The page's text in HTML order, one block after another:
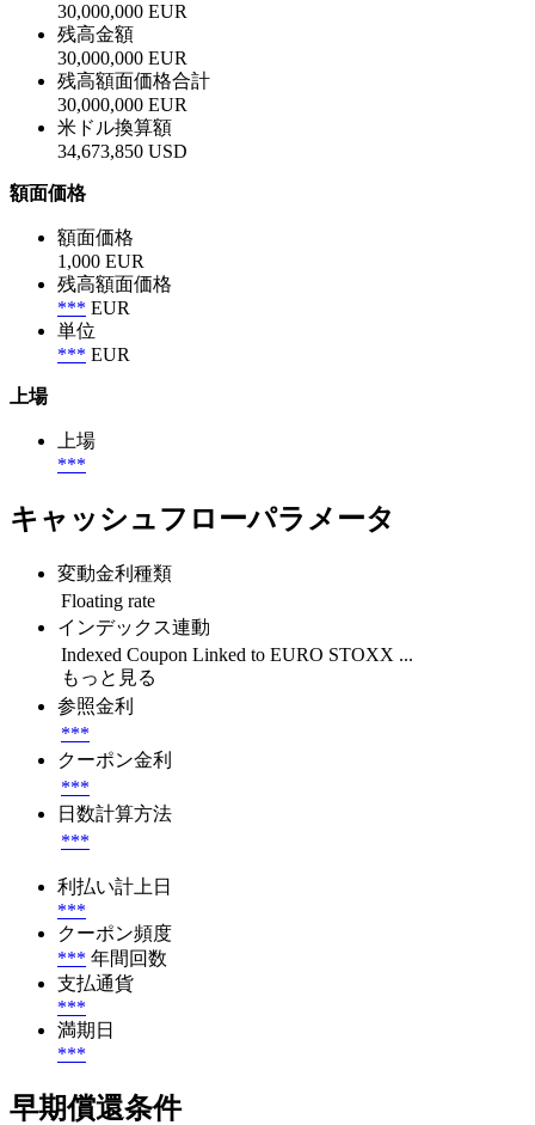
30,000,000 EUR
残高金額
30,000,000 EUR
残高額面価格合計
30,000,000 EUR
米ドル換算額
34,673,850 USD
額面価格
額面価格
1,000 EUR
残高額面価格
*** EUR
単位
*** EUR
上場
上場
***
キャッシュフローパラメータ
変動金利種類
Floating rate
インデックス連動
Indexed Coupon Linked to EURO STOXX ...
もっと見る
参照金利
***
クーポン金利
***
日数計算方法
***
利払い計上日
***
クーポン頻度
*** 年間回数
支払通貨
***
満期日
***
早期償還条件